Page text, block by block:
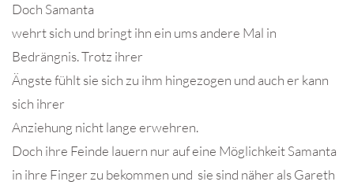
Doch Samanta
wehrt sich und bringt ihn ein ums andere Mal in
Bedrängnis. Trotz ihrer
Ängste fühlt sie sich zu ihm hingezogen und auch er kann
sich ihrer
Anziehung nicht lange erwehren.
Doch ihre Feinde lauern nur auf eine Möglichkeit Samanta
in ihre Finger zu bekommen und sie sind näher als Gareth